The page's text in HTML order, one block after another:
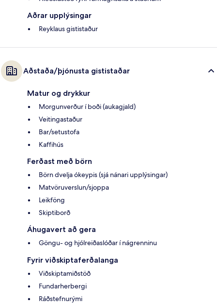
Aðrar upplýsingar
Reyklaus gististaður
Aðstaða/þjónusta gististaðar
Matur og drykkur
Morgunverður í boði (aukagjald)
Veitingastaður
Bar/setustofa
Kaffihús
Ferðast með börn
Börn dvelja ókeypis (sjá nánari upplýsingar)
Matvöruverslun/sjoppa
Leikföng
Skiptiborð
Áhugavert að gera
Göngu- og hjólreiðaslóðar í nágrenninu
Fyrir viðskiptaferðalanga
Viðskiptamiðstöð
Fundarherbergi
Ráðstefnurými